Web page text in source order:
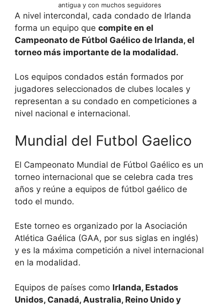
antigua y con muchos seguidores
A nivel intercondal, cada condado de Irlanda
forma un equipo que compite en el
Campeonato de Fútbol Gaélico de Irlanda, el
torneo más importante de la modalidad.
Los equipos condados están formados por
jugadores seleccionados de clubes locales y
representan a su condado en competiciones a
nivel nacional e internacional.
Mundial del Futbol Gaelico
El Campeonato Mundial de Fútbol Gaélico es un
torneo internacional que se celebra cada tres
años y reúne a equipos de fútbol gaélico de
todo el mundo.
Este torneo es organizado por la Asociación
Atlética Gaélica (GAA, por sus siglas en inglés)
y es la máxima competición a nivel internacional
en la modalidad.
Equipos de países como Irlanda, Estados
Unidos, Canadá, Australia, Reino Unido y